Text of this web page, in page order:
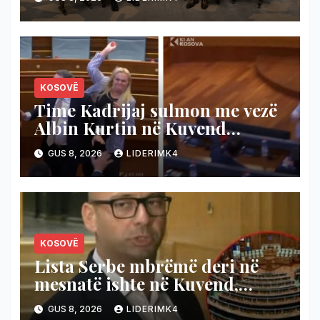
KOSOVË
Time Kadrijaj sulmon me vezë
Albin Kurtin në Kuvend
(Video)
GUS 8, 2026 LIDERIMK4
KOSOVË
​Lista Serbe mbrëmë deri në
mesnatë ishte në Kuvend,
Krasniqi nga VV-opozitës: U
GUS 8, 2026 LIDERIMK4